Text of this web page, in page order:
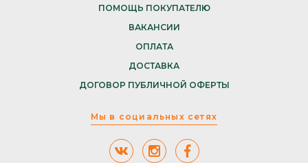
ПОМОЩЬ ПОКУПАТЕЛЮ
ВАКАНСИИ
ОПЛАТА
ДОСТАВКА
ДОГОВОР ПУБЛИЧНОЙ ОФЕРТЫ
Мы в социальных сетях